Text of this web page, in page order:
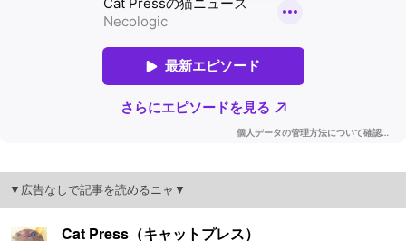
▼広告なしで記事を読めるニャ▼